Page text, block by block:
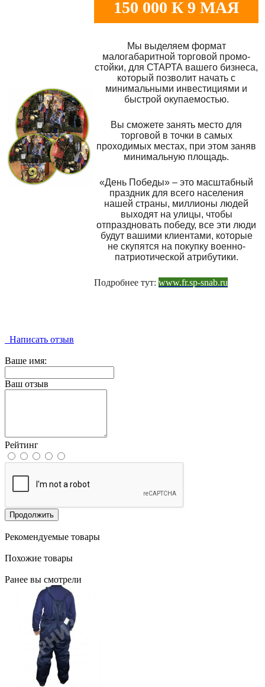
150 000 К 9 МАЯ
Мы выделяем формат
малогабаритной торговой промо-
стойки, для СТАРТА вашего бизнеса,
который позволит начать с
минимальными инвестициями и
быстрой окупаемостью.
Вы сможете занять место для
торговой в точки в самых
проходимых местах, при этом заняв
минимальную площадь.
«День Победы» – это масштабный
праздник для всего населения
нашей страны, миллионы людей
выходят на улицы, чтобы
отпраздновать победу, все эти люди
будут вашими клиентами, которые
не скупятся на покупку военно-
патриотической атрибутики.
Подробнее тут: www.fr.sp-snab.ru
Написать отзыв
Ваше имя:
Ваш отзыв
Рейтинг
Продолжить
Рекомендуемые товары
Похожие товары
Ранее вы смотрели